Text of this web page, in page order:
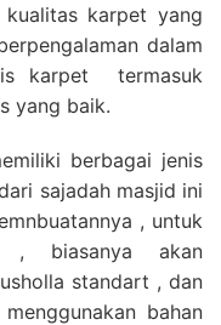
karpet yang
dalam
karpet termasuk
yang baik.
berbagai jenis
sajadah masjid ini
, untuk
, biasanya akan
standart , dan
bahan